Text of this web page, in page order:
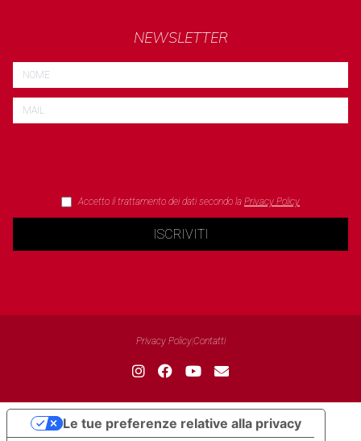
NEWSLETTER
Accetto il trattamento dei dati secondo la Privacy Policy
ISCRIVITI
Privacy Policy|Contatti
Le tue preferenze relative alla privacy